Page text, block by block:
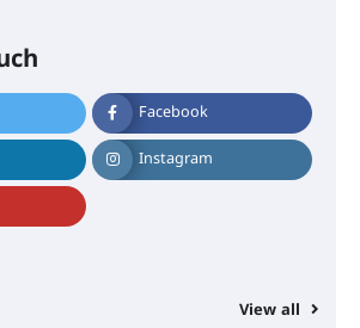
Facebook
Instagram
View all
തിരനോട്ടം ‘അരങ്ങ് 2026’ ഉണർന്നു
ഐ.ടി.യു. ബാങ്കിലെ
നിക്ഷേപകർക്ക് പണം തിരികെ
നിക്ഷേപക സംരക്ഷണ സമിതി